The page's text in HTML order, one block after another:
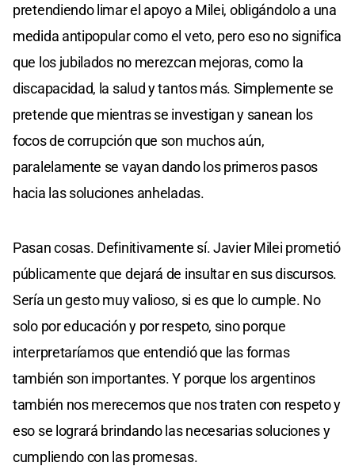
pretendiendo limar el apoyo a Milei, obligándolo a una
medida antipopular como el veto, pero eso no significa
que los jubilados no merezcan mejoras, como la
discapacidad, la salud y tantos más. Simplemente se
pretende que mientras se investigan y sanean los
focos de corrupción que son muchos aún,
paralelamente se vayan dando los primeros pasos
hacia las soluciones anheladas.
Pasan cosas. Definitivamente sí. Javier Milei prometió
públicamente que dejará de insultar en sus discursos.
Sería un gesto muy valioso, si es que lo cumple. No
solo por educación y por respeto, sino porque
interpretaríamos que entendió que las formas
también son importantes. Y porque los argentinos
también nos merecemos que nos traten con respeto y
eso se logrará brindando las necesarias soluciones y
cumpliendo con las promesas.